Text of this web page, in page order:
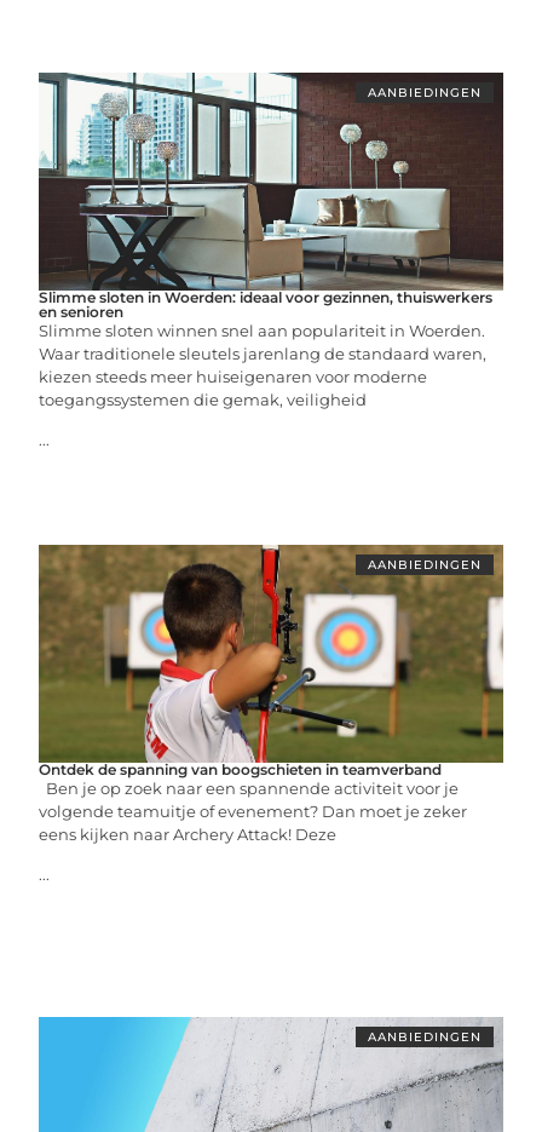
AANBIEDINGEN
Slimme sloten in Woerden: ideaal voor gezinnen, thuiswerkers
en senioren
Slimme sloten winnen snel aan populariteit in Woerden.
Waar traditionele sleutels jarenlang de standaard waren,
kiezen steeds meer huiseigenaren voor moderne
toegangssystemen die gemak, veiligheid
...
AANBIEDINGEN
Ontdek de spanning van boogschieten in teamverband
Ben je op zoek naar een spannende activiteit voor je
volgende teamuitje of evenement? Dan moet je zeker
eens kijken naar Archery Attack! Deze
...
AANBIEDINGEN